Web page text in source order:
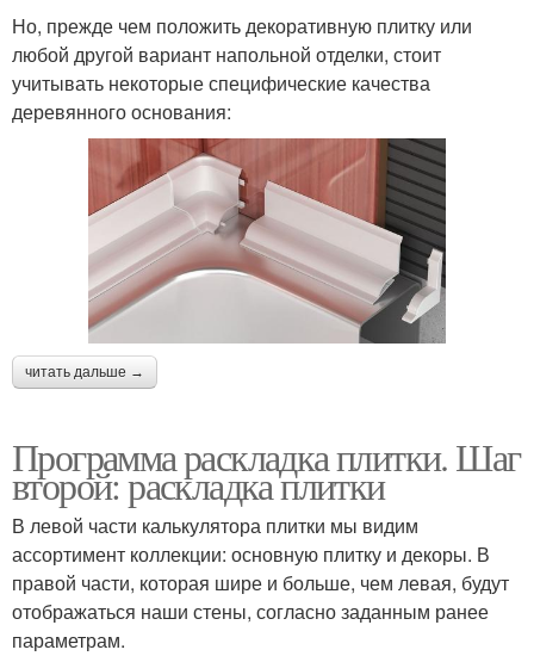
Но, прежде чем положить декоративную плитку или
любой другой вариант напольной отделки, стоит
учитывать некоторые специфические качества
деревянного основания:
читать дальше →
Программа раскладка плитки. Шаг
второй: раскладка плитки
В левой части калькулятора плитки мы видим
ассортимент коллекции: основную плитку и декоры. В
правой части, которая шире и больше, чем левая, будут
отображаться наши стены, согласно заданным ранее
параметрам.